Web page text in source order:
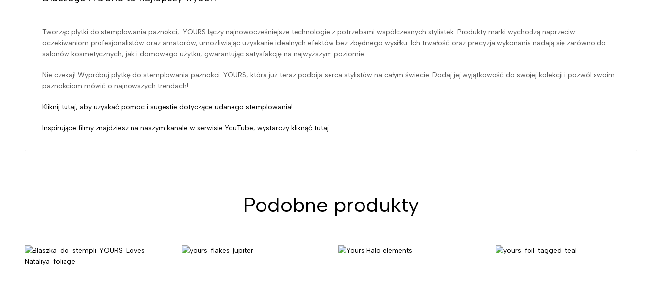
Tworząc płytki do stemplowania paznokci, :YOURS łączy najnowocześniejsze technologie z potrzebami współczesnych stylistek. Produkty marki wychodzą naprzeciw
oczekiwaniom profesjonalistów oraz amatorów, umożliwiając uzyskanie idealnych efektów bez zbędnego wysiłku. Ich trwałość oraz precyzja wykonania nadają się zarówno do
salonów kosmetycznych, jak i domowego użytku, gwarantując satysfakcję na najwyższym poziomie.
Nie czekaj! Wypróbuj płytkę do stemplowania paznokci :YOURS, która już teraz podbija serca stylistów na całym świecie. Dodaj jej wyjątkowość do swojej kolekcji i pozwól swoim
paznokciom mówić o najnowszych trendach!
Kliknij tutaj, aby uzyskać pomoc i sugestie dotyczące udanego stemplowania!
Inspirujące filmy znajdziesz na naszym kanale w serwisie YouTube, wystarczy kliknąć tutaj.
Podobne produkty